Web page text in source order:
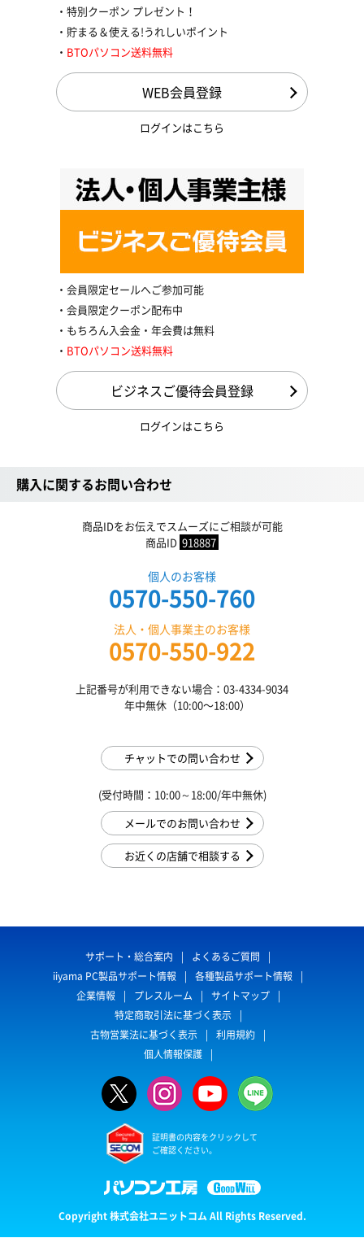
特別クーポン プレゼント！
貯まる＆使える!うれしいポイント
BTOパソコン送料無料
WEB会員登録
ログインはこちら
会員限定セールへご参加可能
会員限定クーポン配布中
もちろん入会金・年会費は無料
BTOパソコン送料無料
ビジネスご優待会員登録
ログインはこちら
購入に関するお問い合わせ
商品IDをお伝えでスムーズにご相談が可能
商品ID 918887
個人のお客様
0570-550-760
法人・個人事業主のお客様
0570-550-922
上記番号が利用できない場合：03-4334-9034
年中無休（10:00〜18:00）
チャットでの問い合わせ
(受付時間：10:00～18:00/年中無休)
メールでのお問い合わせ
お近くの店舗で相談する
サポート・総合案内
よくあるご質問
iiyama PC製品サポート情報
各種製品サポート情報
企業情報
プレスルーム
サイトマップ
特定商取引法に基づく表示
古物営業法に基づく表示
利用規約
個人情報保護
証明書の内容をクリックして
ご確認ください。
Copyright 株式会社ユニットコム All Rights Reserved.